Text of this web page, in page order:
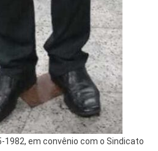
1982, em convênio com o Sindicato